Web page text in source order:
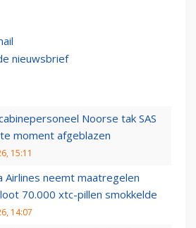
nieuwsbrief
Noorse tak SAS
moment afgeblazen
15:11
Airlines neemt maatregelen
70.000 xtc-pillen smokkelde
14:07